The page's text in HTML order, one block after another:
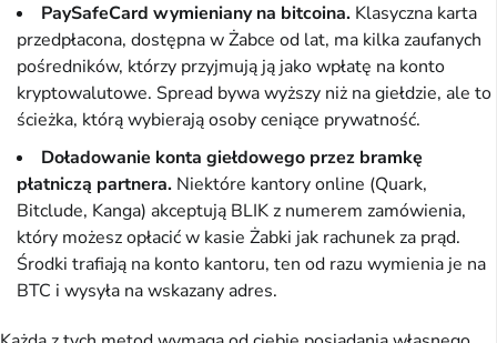
PaySafeCard wymieniany na bitcoina. Klasyczna karta
przedpłacona, dostępna w Żabce od lat, ma kilka zaufanych
pośredników, którzy przyjmują ją jako wpłatę na konto
kryptowalutowe. Spread bywa wyższy niż na giełdzie, ale to
ścieżka, którą wybierają osoby ceniące prywatność.
Doładowanie konta giełdowego przez bramkę
płatniczą partnera. Niektóre kantory online (Quark,
Bitclude, Kanga) akceptują BLIK z numerem zamówienia,
który możesz opłacić w kasie Żabki jak rachunek za prąd.
Środki trafiają na konto kantoru, ten od razu wymienia je na
BTC i wysyła na wskazany adres.